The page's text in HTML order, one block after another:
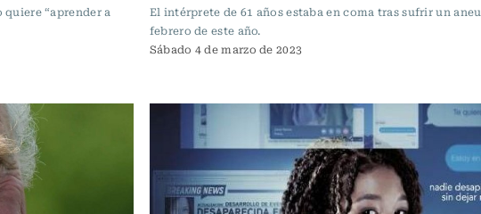
“aprender a
El intérprete de 61 años estaba en coma tras sufrir un
febrero de este año.
Sábado 4 de marzo de 2023